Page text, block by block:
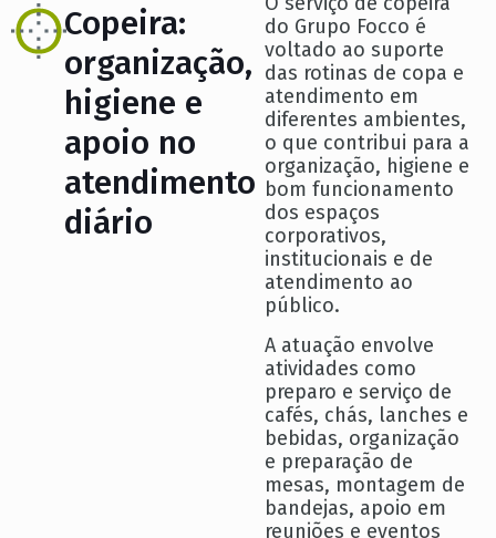
Copeira:
organização,
higiene e
apoio no
atendimento
diário
do Grupo Focco é
voltado ao suporte
das rotinas de copa e
atendimento em
diferentes ambientes,
o que contribui para a
organização, higiene e
bom funcionamento
dos espaços
corporativos,
institucionais e de
atendimento ao
público.
A atuação envolve
atividades como
preparo e serviço de
cafés, chás, lanches e
bebidas, organização
e preparação de
mesas, montagem de
bandejas, apoio em
reuniões e eventos